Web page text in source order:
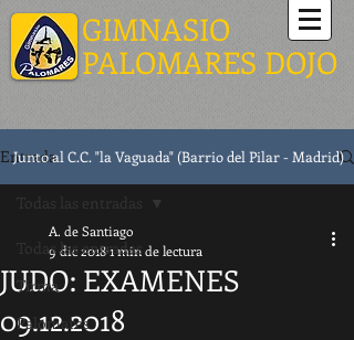
GIMNASIO
PALOMARES DOJO
Junto al C.C. "la Vaguada" (Barrio del Pilar - Madrid)
Entrada
Todas las entradas
Tirma
Palomares
Todas las entradas
JUDO: EXAMENES
09.12.2018
A. de Santiago
9 dic 20181 min de lectura